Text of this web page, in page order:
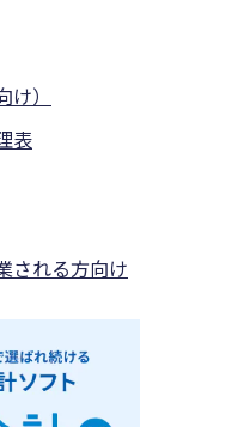
）
表
される方向け